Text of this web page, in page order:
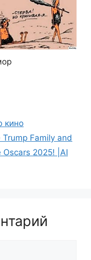
кино
Family and
Oscars 2025! |AI